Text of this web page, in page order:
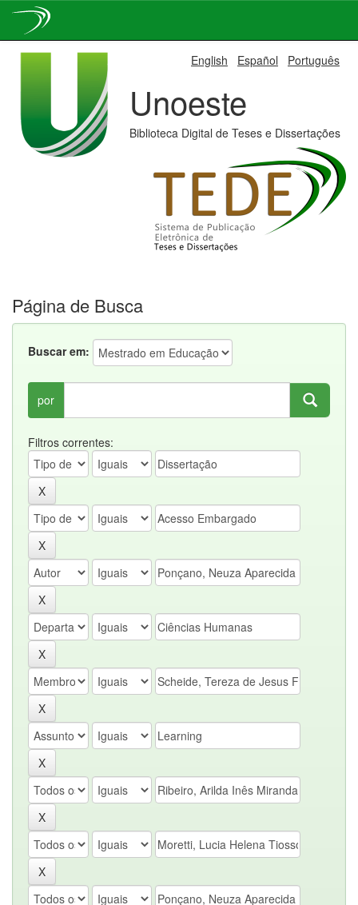
English Español Português
Unoeste
Biblioteca Digital de Teses e Dissertações
Página de Busca
Buscar em:
por
Filtros correntes: